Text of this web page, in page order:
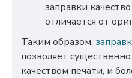
заправки
отличается от
Таким образом,
позволяет
качеством печати, и